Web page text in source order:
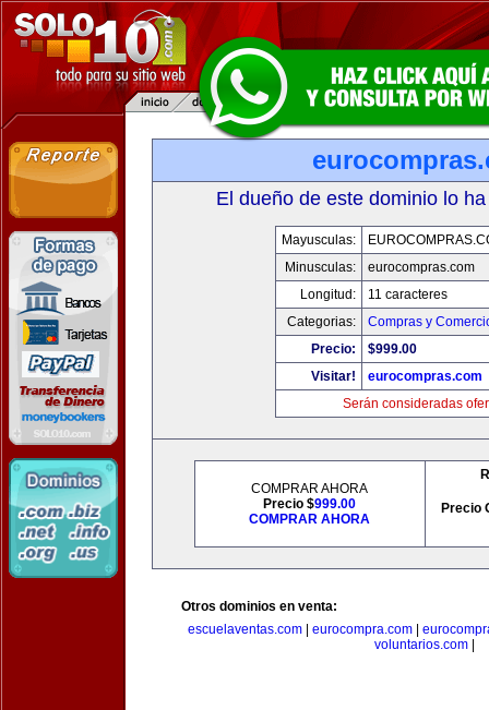
El dueño de este dominio lo
Mayusculas:
Minusculas:
eurocompras.com
Longitud:
11 caracteres
Categorias:
Compras y
Precio:
$999.00
Visitar!
eurocompras.com
Serán consideradas
COMPRAR AHORA
Precio $999.00
COMPRAR AHORA
Precio
Otros dominios en venta:
escuelaventas.com| eurocompra.com|
voluntarios.com